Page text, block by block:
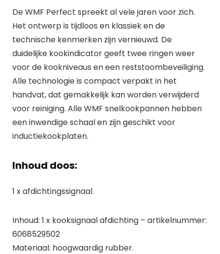
De WMF Perfect spreekt al vele jaren voor zich.
Het ontwerp is tijdloos en klassiek en de
technische kenmerken zijn vernieuwd. De
duidelijke kookindicator geeft twee ringen weer
voor de kookniveaus en een reststoombeveiliging.
Alle technologie is compact verpakt in het
handvat, dat gemakkelijk kan worden verwijderd
voor reiniging. Alle WMF snelkookpannen hebben
een inwendige schaal en zijn geschikt voor
inductiekookplaten.
Inhoud doos:
1 x afdichtingssignaal.
Inhoud: 1 x kooksignaal afdichting – artikelnummer:
6068529502
Materiaal: hoogwaardig rubber.